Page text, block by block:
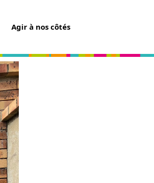
Agir à nos côtés